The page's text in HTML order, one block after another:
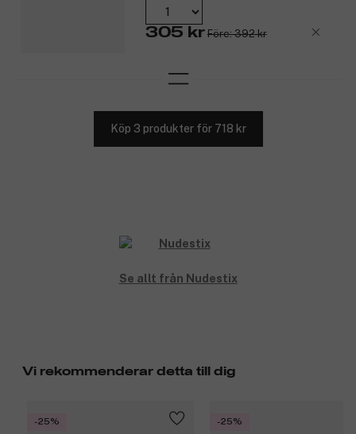
305 kr Före: 392 kr
Köp 3 produkter för 718 kr
Se allt från Nudestix
Vi rekommenderar detta till dig
-25% -25%